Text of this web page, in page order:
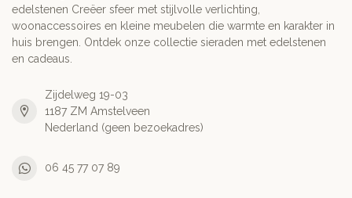
edelstenen Creëer sfeer met stijlvolle verlichting,
woonaccessoires en kleine meubelen die warmte en karakter in
huis brengen. Ontdek onze collectie sieraden met edelstenen
en cadeaus.
Zijdelweg 19-03
1187 ZM Amstelveen
Nederland (geen bezoekadres)
06 45 77 07 89